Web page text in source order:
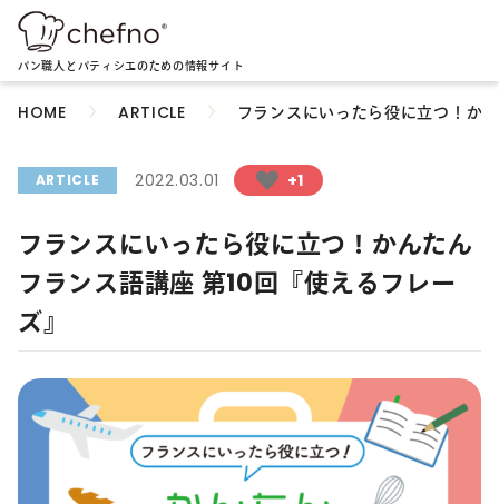
パン職人とパティシエのための情報サイト
HOME ARTICLE フランスにいったら役に立つ！か
ARTICLE 2022.03.01 +1
フランスにいったら役に立つ！かんたん
フランス語講座 第10回『使えるフレー
ズ』